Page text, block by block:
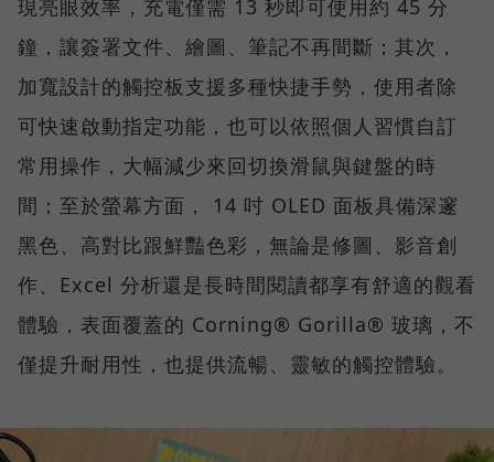
現亮眼效率，充電僅需 13 秒即可使用約 45 分
鐘，讓簽署文件、繪圖、筆記不再間斷；其次，
加寬設計的觸控板支援多種快捷手勢，使用者除
可快速啟動指定功能，也可以依照個人習慣自訂
常用操作，大幅減少來回切換滑鼠與鍵盤的時
間；至於螢幕方面， 14 吋 OLED 面板具備深邃
黑色、高對比跟鮮豔色彩，無論是修圖、影音創
作、Excel 分析還是長時間閱讀都享有舒適的觀看
體驗，表面覆蓋的 Corning® Gorilla® 玻璃，不
僅提升耐用性，也提供流暢、靈敏的觸控體驗。